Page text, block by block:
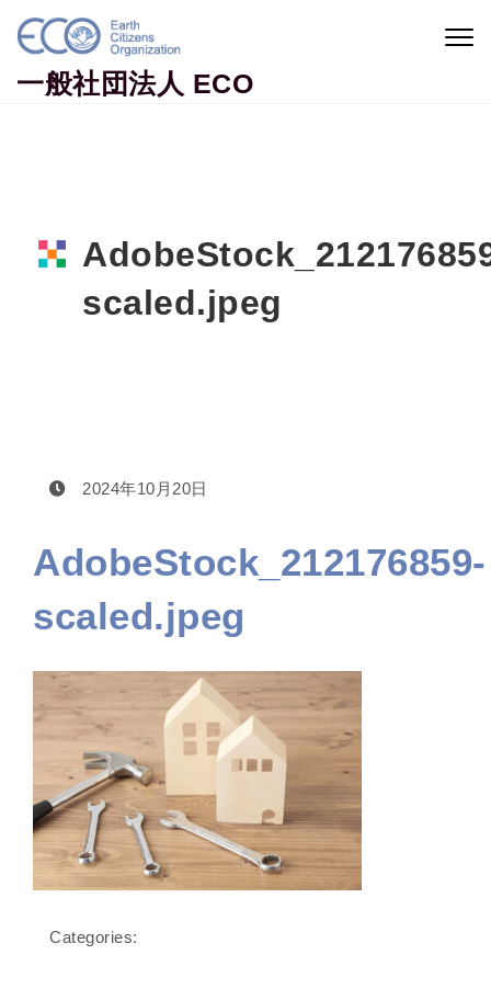
Skip to content
一般社団法人 ECO
scaled.jpeg
2024年10月20日
AdobeStock_212176859-
scaled.jpeg
Categories: